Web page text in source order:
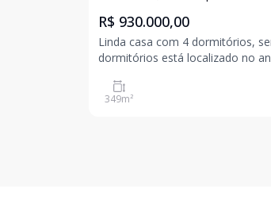
R$ 930.000,00
Linda casa com 4 dormitórios,
dormitórios está localizado no
com 3 banheiros ? sendo 1 no
349m²